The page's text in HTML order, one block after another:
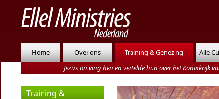
Home Over ons Training & Genezing
Alle
Jezus ontving hen en vertelde hun over het Koninkrijk
Training &